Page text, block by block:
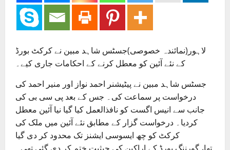
لاہور(نمائندہ خصوصی)جسٹس شاہد مبین نے کرکٹ بورڈ
کے نئے آئین کو معطل کرنے کے احکامات جاری کیے۔
جسٹس شاہد مبین نے پیٹیشنر احمد نواز اور منیر احمد کی
درخواست پر سماعت کی۔ جس کے بعد پی سی بی کی
جانب سے انیس اگست کو نافذالعمل کیا گیا نیا آئین معطل
کردیا۔ درخواست گزار کے مطابق نئے آئین میں ملک کی
کرکٹ کو چھ ایسوسی ایشنز تک محدود کر دی گیا